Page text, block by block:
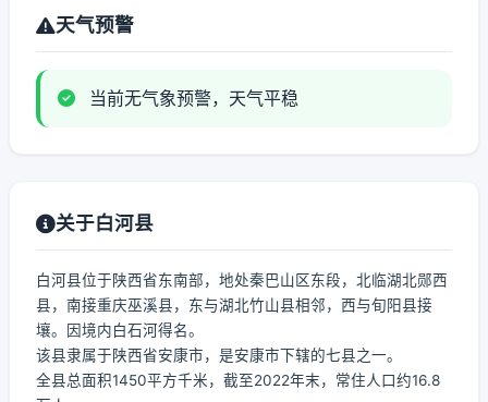
天气预警
当前无气象预警，天气平稳
关于白河县
白河县位于陕西省东南部，地处秦巴山区东段，北临湖北郧西
县，南接重庆巫溪县，东与湖北竹山县相邻，西与旬阳县接
壤。因境内白石河得名。
该县隶属于陕西省安康市，是安康市下辖的七县之一。
全县总面积1450平方千米，截至2022年末，常住人口约16.8